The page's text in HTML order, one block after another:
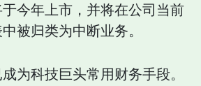
今年上市，并将在公司当前
被归类为中断业务。
为科技巨头常用财务手段。